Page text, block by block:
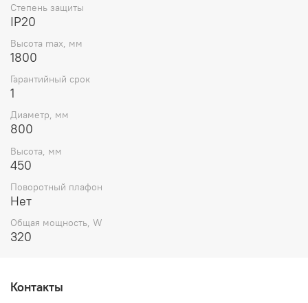
Степень защиты
IP20
Высота max, мм
1800
Гарантийный срок
1
Диаметр, мм
800
Высота, мм
450
Поворотный плафон
Нет
Общая мощность, W
320
Контакты